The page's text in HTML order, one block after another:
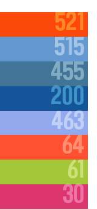
521
515
455
200
463
64
61
30